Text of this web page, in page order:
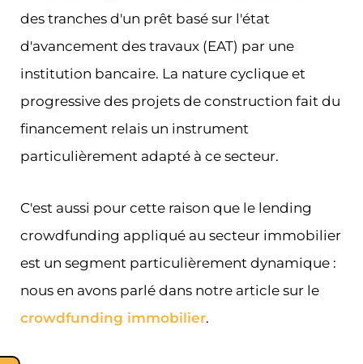
des tranches d'un prêt basé sur l'état
d'avancement des travaux (EAT) par une
institution bancaire. La nature cyclique et
progressive des projets de construction fait du
financement relais un instrument
particulièrement adapté à ce secteur.
C'est aussi pour cette raison que le lending
crowdfunding appliqué au secteur immobilier
est un segment particulièrement dynamique :
nous en avons parlé dans notre article sur le
crowdfunding immobilier.